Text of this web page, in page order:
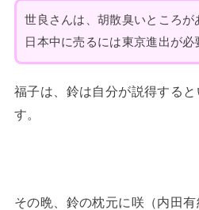
世良さんは、胡散臭いところが
日本中に売るには東京進出が必
福子は、鈴は自分が説得する
す。
その晩、鈴の枕元に咲（内田有